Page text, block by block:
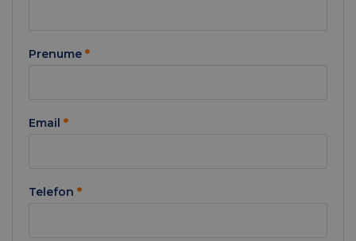
Prenume *
Email *
Telefon *